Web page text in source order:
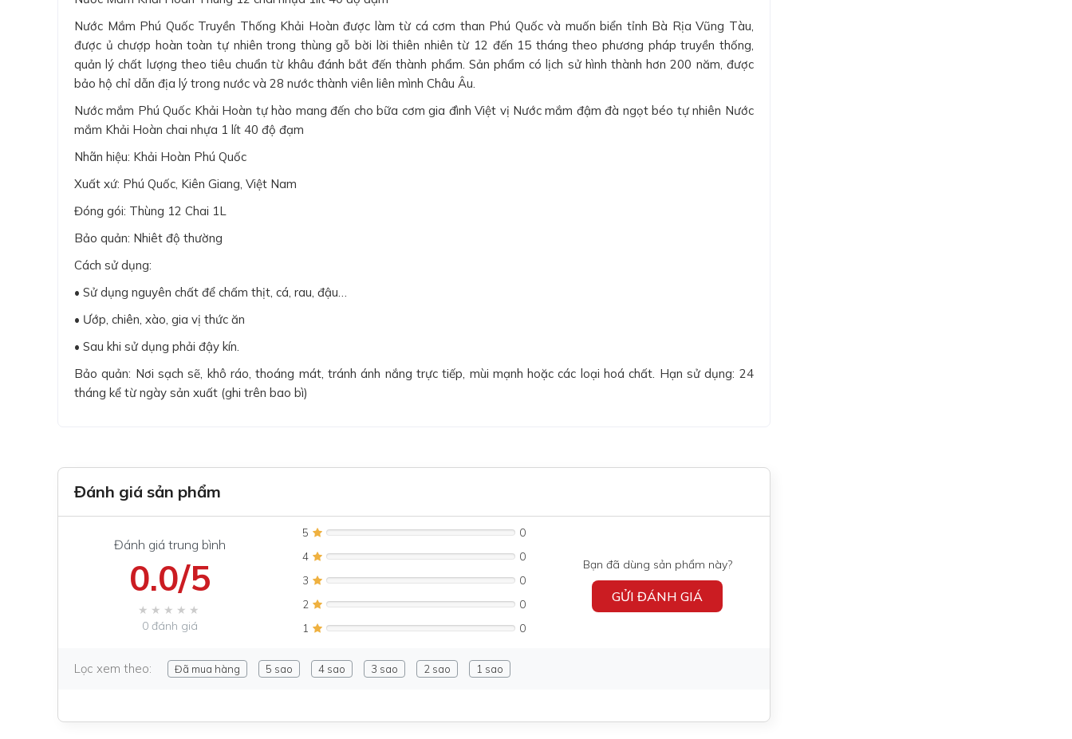
Nước Mắm Phú Quốc Truyền Thống Khải Hoàn được làm từ cá cơm than Phú Quốc và muốn biển tỉnh Bà Rịa Vũng Tàu,
được ủ chượp hoàn toàn tự nhiên trong thùng gỗ bời lời thiên nhiên từ 12 đến 15 tháng theo phương pháp truyền thống,
quản lý chất lượng theo tiêu chuẩn từ khâu đánh bắt đến thành phẩm. Sản phẩm có lịch sử hình thành hơn 200 năm, được
bảo hộ chỉ dẫn địa lý trong nước và 28 nước thành viên liên mình Châu Âu.
Nước mắm Phú Quốc Khải Hoàn tự hào mang đến cho bữa cơm gia đình Việt vị Nước mắm đậm đà ngọt béo tự nhiên Nước
mắm Khải Hoàn chai nhựa 1 lít 40 độ đạm
Nhãn hiệu: Khải Hoàn Phú Quốc
Xuất xứ: Phú Quốc, Kiên Giang, Việt Nam
Đóng gói: Thùng 12 Chai 1L
Bảo quản: Nhiêt độ thường
Cách sử dụng:
• Sử dụng nguyên chất để chấm thịt, cá, rau, đậu…
• Ướp, chiên, xào, gia vị thức ăn
• Sau khi sử dụng phải đậy kín.
Bảo quản: Nơi sạch sẽ, khô ráo, thoáng mát, tránh ánh nắng trực tiếp, mùi mạnh hoặc các loại hoá chất. Hạn sử dụng: 24
tháng kể từ ngày sản xuất (ghi trên bao bì)
Đánh giá sản phẩm
Đánh giá trung bình
0.0/5
0 đánh giá
5
0
4
0
3
0
2
0
1
0
Bạn đã dùng sản phẩm này?
GỬI ĐÁNH GIÁ
Lọc xem theo: Đã mua hàng 5 sao 4 sao 3 sao 2 sao 1 sao